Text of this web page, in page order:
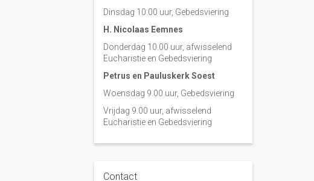
Dinsdag 10:00 uur, Gebedsviering
H. Nicolaas Eemnes
Donderdag 10.00 uur, afwisselend
Eucharistie en Gebedsviering
Petrus en Pauluskerk Soest
Woensdag 9.00 uur, Gebedsviering
Vrijdag 9.00 uur, afwisselend
Eucharistie en Gebedsviering
Contact